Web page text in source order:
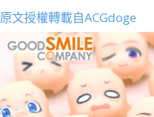
原文授權轉載自ACGdoge